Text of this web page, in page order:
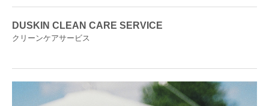
CONTACT
DUSKIN CLEAN CARE SERVICE
クリーンケアサービス